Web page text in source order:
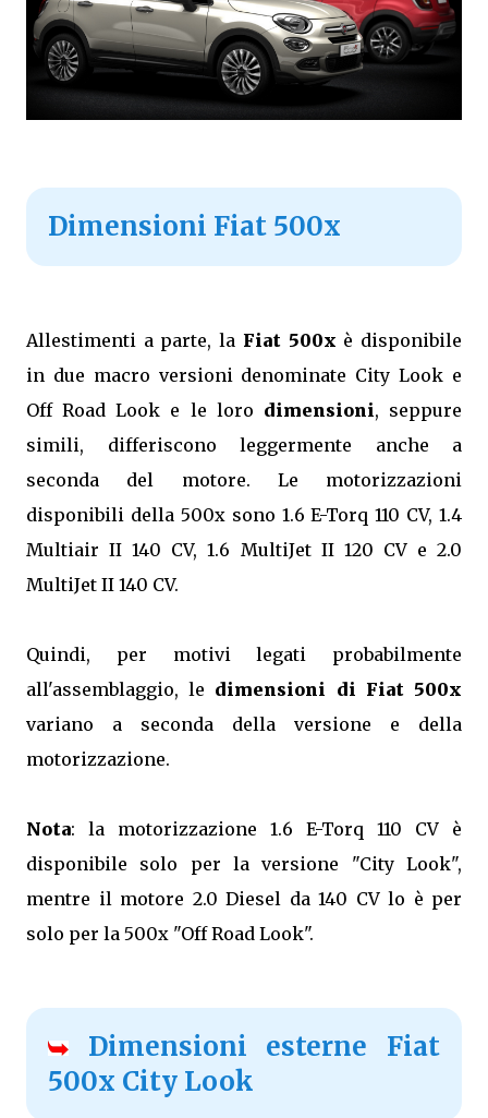
Dimensioni Fiat 500x
Allestimenti a parte, la Fiat 500x è disponibile
in due macro versioni denominate City Look e
Off Road Look e le loro dimensioni, seppure
simili, differiscono leggermente anche a
seconda del motore. Le motorizzazioni
disponibili della 500x sono 1.6 E-Torq 110 CV, 1.4
Multiair II 140 CV, 1.6 MultiJet II 120 CV e 2.0
MultiJet II 140 CV.
Quindi, per motivi legati probabilmente
all'assemblaggio, le dimensioni di Fiat 500x
variano a seconda della versione e della
motorizzazione.
Nota: la motorizzazione 1.6 E-Torq 110 CV è
disponibile solo per la versione "City Look",
mentre il motore 2.0 Diesel da 140 CV lo è per
solo per la 500x "Off Road Look".
Dimensioni esterne Fiat
500x City Look